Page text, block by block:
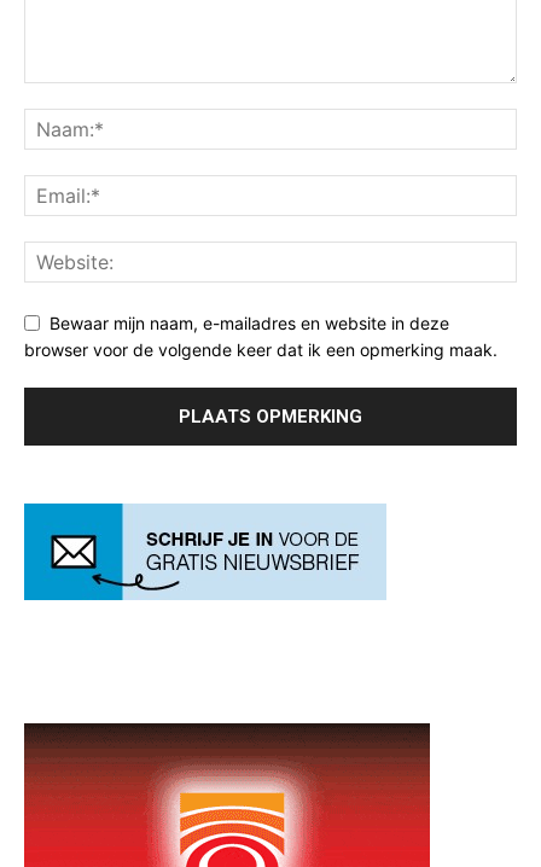
Bewaar mijn naam, e-mailadres en website in deze
browser voor de volgende keer dat ik een opmerking maak.